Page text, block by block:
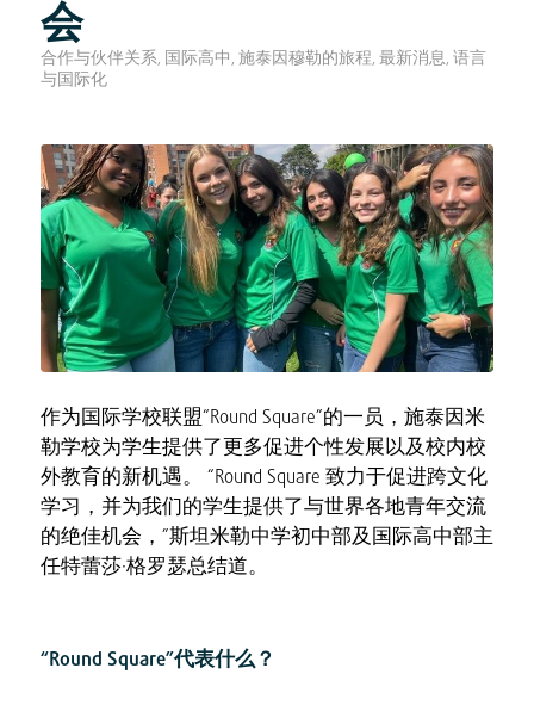
会
合作与伙伴关系, 国际高中 , 施泰因穆勒的旅程, 最新消息, 语言
与国际化
作为国际学校联盟“Round Square”的一员，施泰因米
勒学校为学生提供了更多促进个性发展以及校内校
外教育的新机遇。 “Round Square 致力于促进跨文化
学习，并为我们的学生提供了与世界各地青年交流
的绝佳机会，”斯坦米勒中学初中部及国际高中部主
任特蕾莎·格罗瑟总结道。
“Round Square”代表什么？